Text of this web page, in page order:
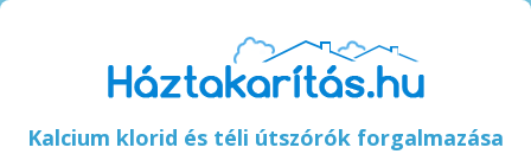
Kalcium klorid és téli útszórók forgalmazása